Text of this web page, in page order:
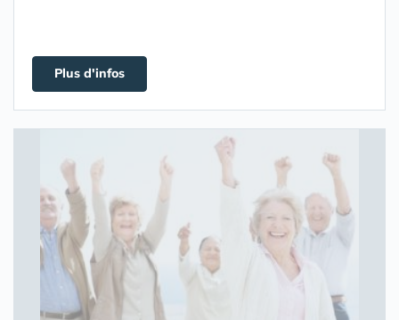
Plus d'infos